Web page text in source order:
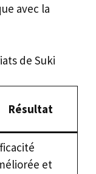
avec la
de Suki
Résultat
et